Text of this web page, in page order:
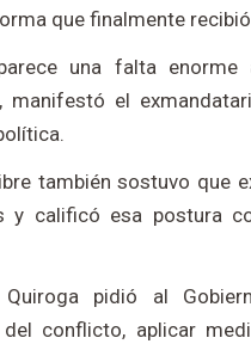
que finalmente
una falta
manifestó el
también sostuvo que
y calificó esa postura
Quiroga pidió al
del conflicto, aplicar